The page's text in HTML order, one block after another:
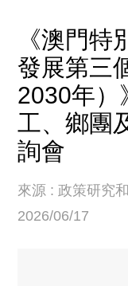
《澳門
發展第三
2030年）
工、鄉團
詢會
來源 : 政策研究
2026/06/17